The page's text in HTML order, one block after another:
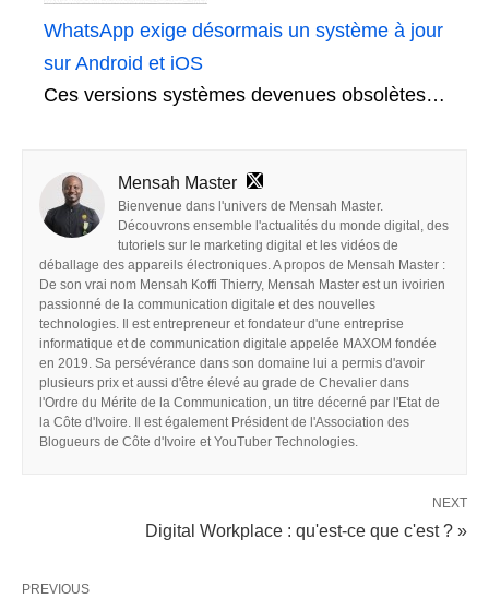
WhatsApp exige désormais un système à jour
sur Android et iOS
Ces versions systèmes devenues obsolètes…
Mensah Master
Bienvenue dans l'univers de Mensah Master.
Découvrons ensemble l'actualités du monde digital, des
tutoriels sur le marketing digital et les vidéos de
déballage des appareils électroniques. A propos de Mensah Master :
De son vrai nom Mensah Koffi Thierry, Mensah Master est un ivoirien
passionné de la communication digitale et des nouvelles
technologies. Il est entrepreneur et fondateur d'une entreprise
informatique et de communication digitale appelée MAXOM fondée
en 2019. Sa persévérance dans son domaine lui a permis d'avoir
plusieurs prix et aussi d'être élevé au grade de Chevalier dans
l'Ordre du Mérite de la Communication, un titre décerné par l'Etat de
la Côte d'Ivoire. Il est également Président de l'Association des
Blogueurs de Côte d'Ivoire et YouTuber Technologies.
NEXT
Digital Workplace : qu'est-ce que c'est ? »
PREVIOUS